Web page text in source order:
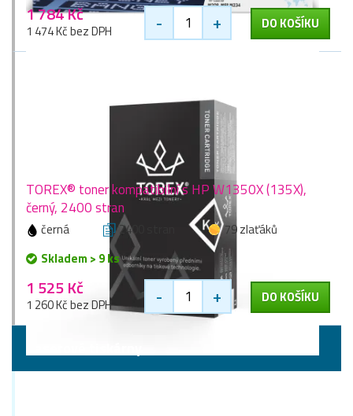
1 784 Kč
1 474 Kč bez DPH - + DO KOŠÍKU
TOREX® toner kompatibilní s HP W1350X (135X),
černý, 2400 stran
černá 2400 stran
79 zlaťáků
Skladem > 9 ks
1 525 Kč
1 260 Kč bez DPH - + DO KOŠÍKU